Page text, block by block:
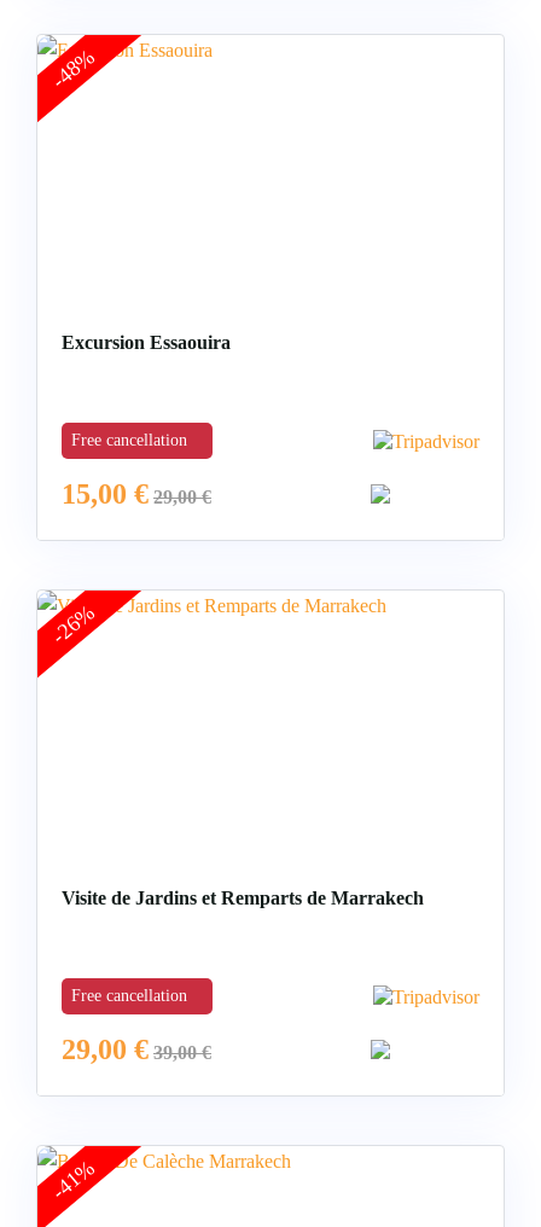
-48%
Excursion Essaouira
Free cancellation
15,00 € 29,00€
-26%
Visite de Jardins et Remparts de Marrakech
Free cancellation
29,00 € 39,00€
-41%